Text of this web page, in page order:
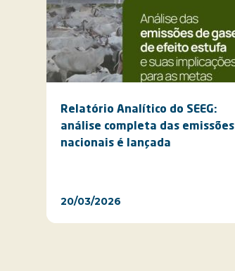
Relatório Analítico do SEEG:
análise completa das emissões
nacionais é lançada
20/03/2026